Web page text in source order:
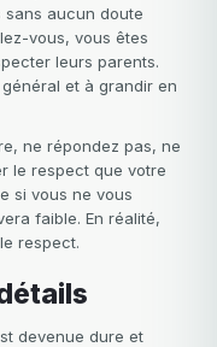
sans aucun doute
vous, vous êtes
leurs parents.
et à grandir en
ne répondez pas, ne
le respect que votre
si vous ne vous
faible. En réalité,
respect.
devenue dure et